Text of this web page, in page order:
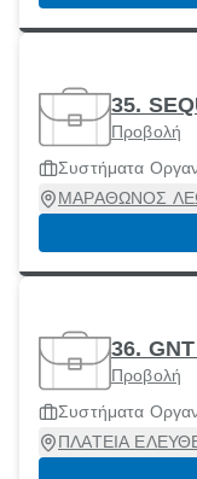
35.
Προβολή
Συστήματα
ΜΑΡΑΘΩΝΟΣ
36.
Προβολή
Συστήματα
ΠΛΑΤΕΙΑ